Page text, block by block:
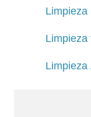
Limpieza
Limpieza
Limpieza